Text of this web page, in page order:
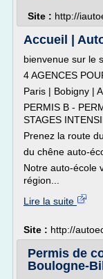
Site : http://
Accueil |
bienvenue sur le
4 AGENCES
Paris | Bobigny |
PERMIS B -
STAGES
Prenez la route
du chêne auto-
Notre auto-école
région...
Lire la suite
Site : http://
Permis de
Boulogne-